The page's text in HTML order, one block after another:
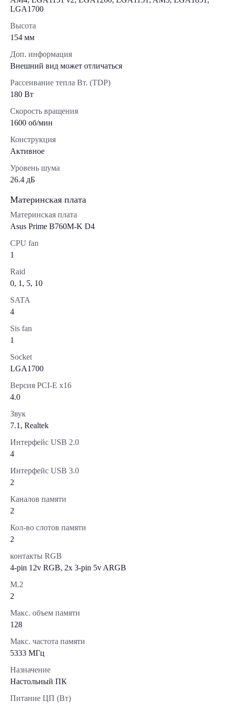
LGA1700
Высота
154 мм
Доп. информация
Внешний вид может отличаться
Рассеивание тепла Вт. (TDP)
180 Вт
Скорость вращения
1600 об/мин
Конструкция
Активное
Уровень шума
26.4 дБ
Материнская плата
Материнская плата
Asus Prime B760M-K D4
CPU fan
1
Raid
0, 1, 5, 10
SATA
4
Sis fan
1
Socket
LGA1700
Версия PCI-E x16
4.0
Звук
7.1, Realtek
Интерфейс USB 2.0
4
Интерфейс USB 3.0
2
Каналов памяти
2
Кол-во слотов памяти
2
контакты RGB
4-pin 12v RGB, 2x 3-pin 5v ARGB
М.2
2
Макс. объем памяти
128
Макс. частота памяти
5333 МГц
Назначение
Настольный ПК
Питание ЦП (Вт)